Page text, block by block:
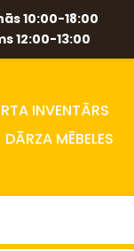
10:00-18:00
12:00-13:00
INVENTĀRS
DĀRZA MĒBELES